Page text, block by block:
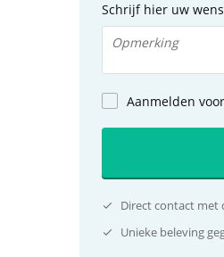
Schrijf hier uw
Aanmelden
Direct contact met
Unieke beleving